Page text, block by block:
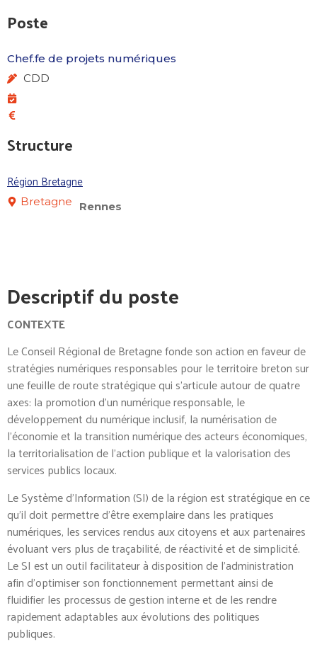
Poste
Chef.fe de projets numériques
CDD
Structure
Région Bretagne
Bretagne Rennes
Descriptif du poste
CONTEXTE
Le Conseil Régional de Bretagne fonde son action en faveur de
stratégies numériques responsables pour le territoire breton sur
une feuille de route stratégique qui s’articule autour de quatre
axes: la promotion d’un numérique responsable, le
développement du numérique inclusif, la numérisation de
l’économie et la transition numérique des acteurs économiques,
la territorialisation de l’action publique et la valorisation des
services publics locaux.
Le Système d’Information (SI) de la région est stratégique en ce
qu’il doit permettre d’être exemplaire dans les pratiques
numériques, les services rendus aux citoyens et aux partenaires
évoluant vers plus de traçabilité, de réactivité et de simplicité.
Le SI est un outil facilitateur à disposition de l’administration
afin d’optimiser son fonctionnement permettant ainsi de
fluidifier les processus de gestion interne et de les rendre
rapidement adaptables aux évolutions des politiques
publiques.